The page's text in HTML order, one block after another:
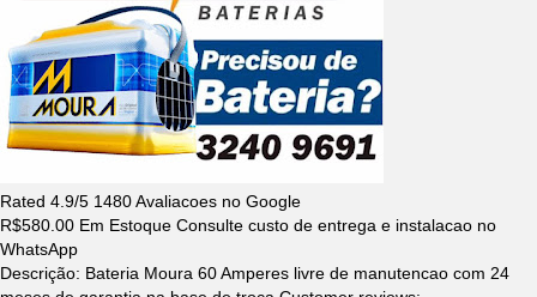
Rated 4.9/5 1480Avaliacoes no Google
R$580.00 Em Estoque Consulte custo de entrega e instalacao no
WhatsApp
Descrição: Bateria Moura 60 Amperes livre de manutencao com 24